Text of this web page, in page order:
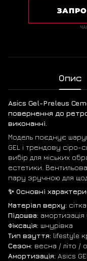
Опис
Asics Gel-Preleus
повернення до
виконанні.
Модель поєднує
GEL і трендову
вибір для міських
естетики.
пару зручною для
✨ Основні
Матеріал верху:
Підошва: амортизація
Фіксація: шнурівка
Тип взуття: lifestyle
Сезон: весна / літо /
Амортизація: Asics GEL